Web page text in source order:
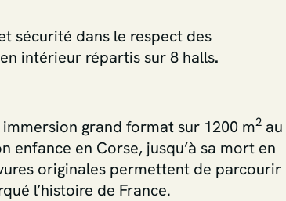
sécurité dans le respect des
en intérieur répartis sur 8 halls.
grand format sur 1200 m2 au
en Corse, jusqu’à sa mort en
originales permettent de parcourir
l’histoire de France.